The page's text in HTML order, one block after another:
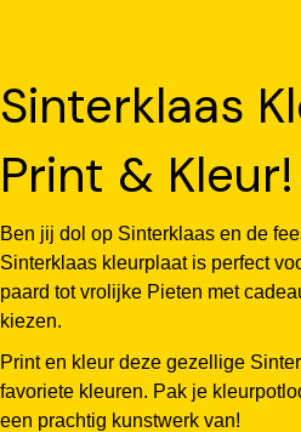
Sinterklaas
Print &
Ben jij dol op Sinterklaas en de
Sinterklaas kleurplaat is perfect
paard tot vrolijke Pieten met
kiezen.
Print en kleur deze gezellige
favoriete kleuren. Pak je
een prachtig kunstwerk van!